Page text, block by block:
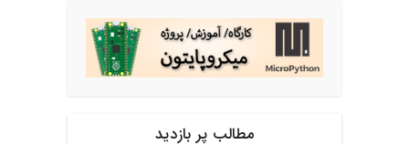
مطالب پر بازدید